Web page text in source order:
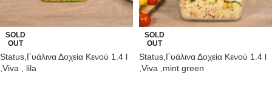
SOLD
OUT
Status,Γυάλινα Δοχεία Κενού 1.4 l
,Viva , lila
SOLD
OUT
Status,Γυάλινα Δοχεία Κενού 1.4 l
,Viva ,mint green